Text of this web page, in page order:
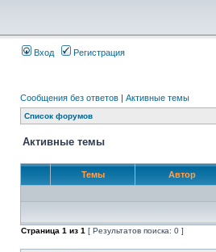
Вход Регистрация
Сообщения без ответов | Активные темы
Список форумов
Активные темы
Темы Автор
Страница 1 из 1 [ Результатов поиска: 0 ]